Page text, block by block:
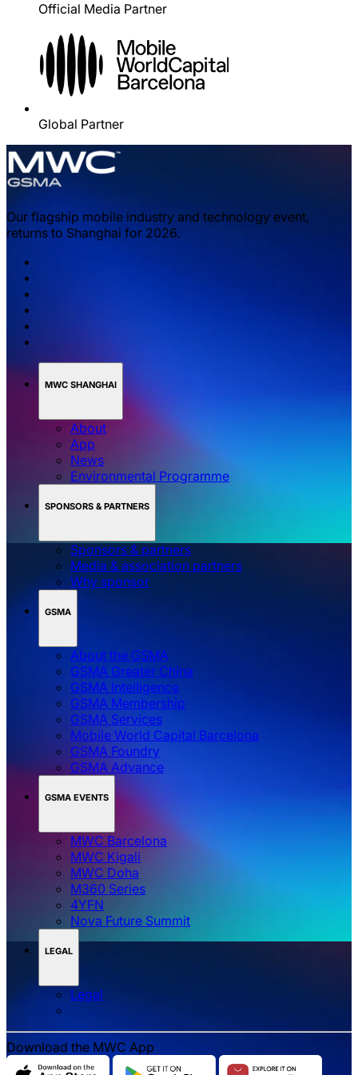
Official Media Partner
Global Partner
Our flagship mobile industry and technology event,
returns to Shanghai for 2026.
MWC SHANGHAI
About
App
News
Environmental Programme
SPONSORS & PARTNERS
Sponsors & partners
Media & association partners
Why sponsor
GSMA
About the GSMA
GSMA Greater China
GSMA Intelligence
GSMA Membership
GSMA Services
Mobile World Capital Barcelona
GSMA Foundry
GSMA Advance
GSMA EVENTS
MWC Barcelona
MWC Kigali
MWC Doha
M360 Series
4YFN
Nova Future Summit
LEGAL
Legal
Download the MWC App